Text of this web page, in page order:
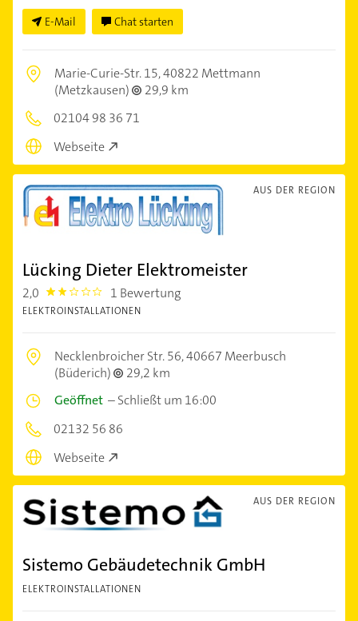
E-Mail Chat starten
Marie-Curie-Str. 15,40822 Mettmann
(Metzkausen)
29,9 km
02104 98 36 71
Webseite
AUS DER REGION
Lücking Dieter Elektromeister
2,0 2.0 1 Bewertung
ELEKTROINSTALLATIONEN
Necklenbroicher Str. 56,40667 Meerbusch
(Büderich)
29,2 km
Geöffnet –Schließt um 16:00
02132 56 86
Webseite
AUS DER REGION
Sistemo Gebäudetechnik GmbH
ELEKTROINSTALLATIONEN